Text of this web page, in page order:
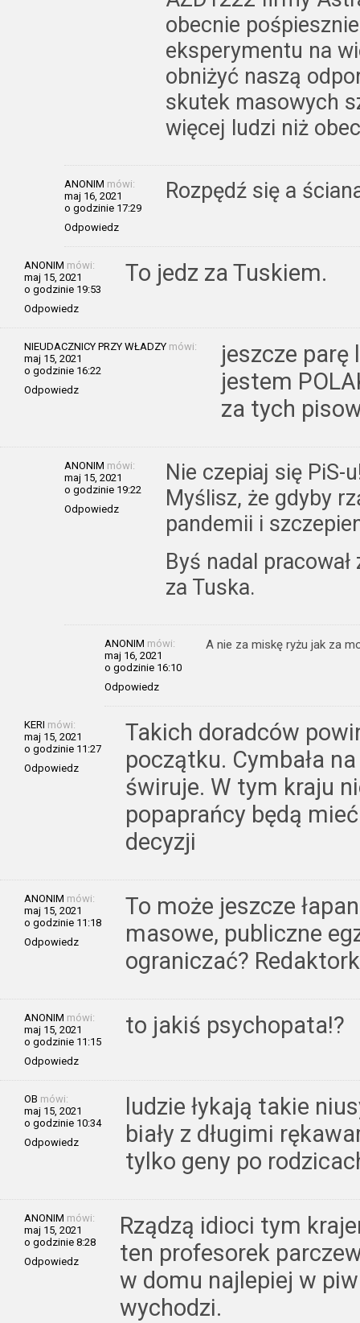
obecnie
eksperymentu na
obniżyć naszą
skutek masowych
więcej ludzi niż
ANONIM mówi:
maj 16, 2021
o godzinie 17:29
Odpowiedz
Rozpędź się a
ANONIM mówi:
maj 15, 2021
o godzinie 19:53
Odpowiedz
To jedz za Tuskiem.
NIEUDACZNICY PRZY WŁADZY mówi:
maj 15, 2021
o godzinie 16:22
Odpowiedz
jeszcze parę
jestem
za tych
ANONIM mówi:
maj 15, 2021
o godzinie 19:22
Odpowiedz
Nie czepiaj się PiS-
Myślisz, że gdyby
pandemii i
Byś nadal pracował
za Tuska.
ANONIM mówi:
maj 16, 2021
o godzinie 16:10
Odpowiedz
A nie za miskę ryżu jak za
KERI mówi:
maj 15, 2021
o godzinie 11:27
Odpowiedz
Takich doradców
początku. Cymbała
świruje. W tym kraju
popaprańcy będą
decyzji
ANONIM mówi:
maj 15, 2021
o godzinie 11:18
Odpowiedz
To może jeszcze
masowe, publiczne
ograniczać?
ANONIM mówi:
maj 15, 2021
o godzinie 11:15
Odpowiedz
to jakiś psychopata!?
OB mówi:
maj 15, 2021
o godzinie 10:34
Odpowiedz
ludzie łykają takie
biały z długimi
tylko geny po
ANONIM mówi:
maj 15, 2021
o godzinie 8:28
Odpowiedz
Rządzą idioci tym
ten profesorek
w domu najlepiej w
wychodzi.